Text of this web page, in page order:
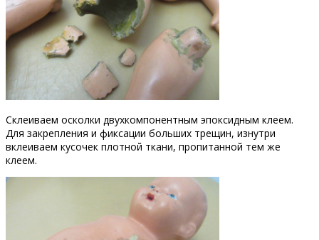
Склеиваем осколки двухкомпонентным эпоксидным клеем.
Для закрепления и фиксации больших трещин, изнутри
вклеиваем кусочек плотной ткани, пропитанной тем же
клеем.